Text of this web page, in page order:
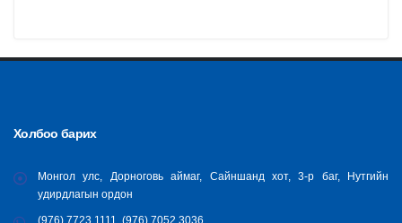
Холбоо барих
Монгол улс, Дорноговь аймаг, Сайншанд хот, 3-р баг, Нутгийн
удирдлагын ордон
(976) 7723 1111, (976) 7052 3036